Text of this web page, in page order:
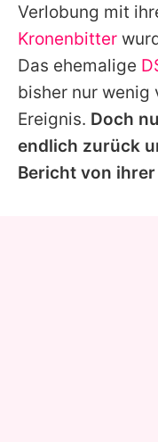
Verlobung mit
Kronenbitter
Das ehemalige
bisher nur wenig
Ereignis. Doch
endlich zurück
Bericht von